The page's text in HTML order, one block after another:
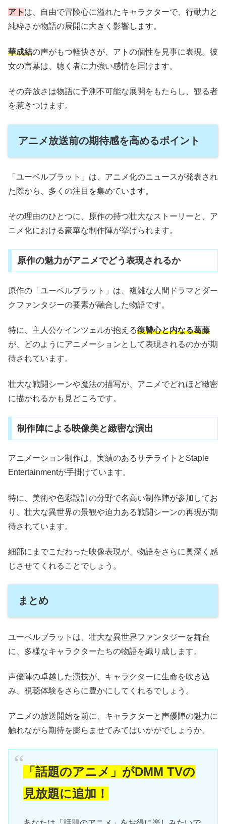
アト は、自由で冒険心に溢れたキャラクターで、行動力と
純粋さが物語の展開に大きく影響します。
華成結の声がもつ軽快さが、アトの個性を見事に表現。彼
女の言葉は、聴く者に力強い感情を届けます。
その奔放さは物語に予測不可能な展開をもたらし、観る者
を惹きつけます。
アニメ放送前の期待感を高めるポイント
「ユーベルブラット」は、アニメ化のニュースが発表され
た際から、多くの注目を集めています。
その理由のひとつに、原作の持つ壮大なストーリーと、ア
ニメ化における豪華な制作陣が挙げられます。
原作の魅力がアニメでどう表現されるか
原作の「ユーベルブラット」は、複雑な人間ドラマとダー
クファンタジーの要素が融合した物語です。
特に、主人公ケインツェルが抱える復讐心と内なる葛藤
が、どのようにアニメーションとして表現されるのかが期
待されています。
壮大な戦闘シーンや魔法の描写が、アニメでどれほど緻密
に描かれるかも見どころです。
制作陣による映像美と緻密な演出
アニメーション制作は、実績のあるサテライトとStaple
Entertainmentが手掛けています。
特に、美術や色彩設計の分野で名高い制作陣が参加してお
り、壮大な異世界の景観や迫力ある戦闘シーンの再現が期
待されています。
細部にまでこだわった映像表現が、物語をさらに奥深く感
じさせてくれることでしょう。
まとめ
ユーベルブラットは、壮大な異世界ファンタジーを舞台
に、多様なキャラクターたちの物語を織り成します。
声優陣の卓越した演技が、キャラクターに生命を吹き込
み、視聴体験をさらに豊かにしてくれるでしょう。
アニメの放送開始を前に、キャラクターと声優陣の魅力に
触れながら期待を膨らませてみてはいかがでしょうか。
「話題のアニメ」がDMM TVの
見放題に追加！